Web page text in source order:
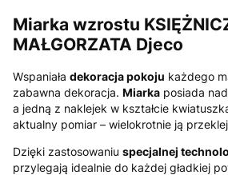
Miarka wzrostu
MAŁGORZATA Djeco
Wspaniała dekoracja pokoju każdego
zabawna dekoracja. Miarka posiada
a jedną z naklejek w kształcie
aktualny pomiar – wielokrotnie ją
Dzięki zastosowaniu specjalnej
przylegają idealnie do każdej gładkiej